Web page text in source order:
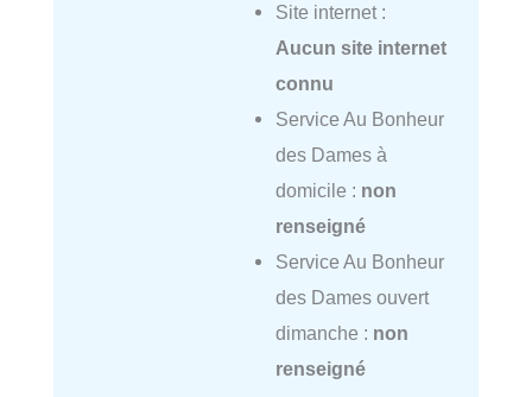
Site internet :
Aucun site internet
connu
Service Au Bonheur
des Dames à
domicile : non
renseigné
Service Au Bonheur
des Dames ouvert
dimanche : non
renseigné